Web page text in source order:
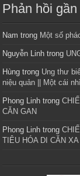
Phản hồi
Nam trong Một số
Nguyễn Linh trong
Hùng trong Ung thư
niệu quản || Một cái
Phong Linh trong
CĂN GAN
Phong Linh trong
TIÊU HÓA DI CĂN XA